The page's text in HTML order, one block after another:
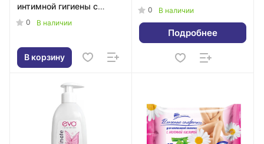
интимной гигиены с
молочной кислотой 20шт
0 В наличии
В корзину
0 В наличии
Подробнее